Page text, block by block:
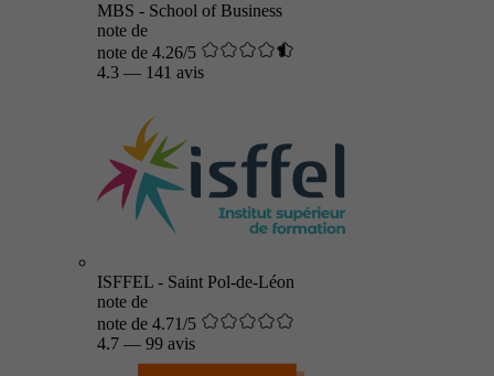
MBS - School of Business
note de
note de 4.26/5
4.3 — 141 avis
ISFFEL - Saint Pol-de-Léon
note de
note de 4.71/5
4.7 — 99 avis